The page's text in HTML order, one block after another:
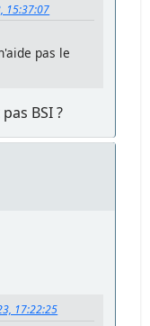
15:37:07
pas le
BSI ?
17:22:25